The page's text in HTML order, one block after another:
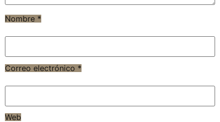
Nombre *
Correo electrónico *
Web